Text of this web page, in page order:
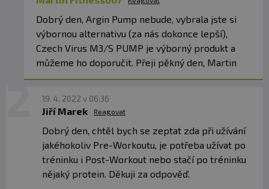
Dobrý den, Argin Pump nebude, vybrala jste si
výbornou alternativu (za nás dokonce lepší),
Czech Virus M3/S PUMP je výborný produkt a
můžeme ho doporučit. Přeji pěkný den, Martin
19. 4. 2022 v 06:36
Jiří Marek Reagovat
Dobrý den, chtěl bych se zeptat zda při užívání
jakéhokoliv Pre-Workoutu, je potřeba užívat po
tréninku i Post-Workout nebo stačí po tréninku
nějaký protein. Děkuji za odpověď.